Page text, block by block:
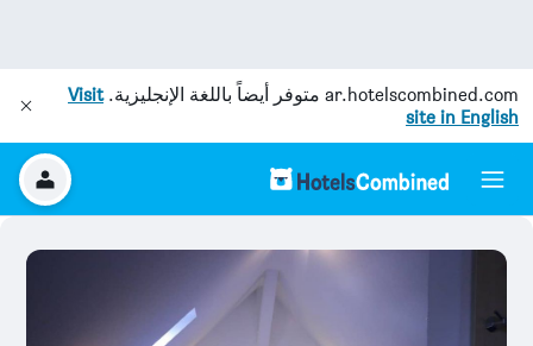
ar.hotelscombined.com متوفر أيضاً باللغة الإنجليزية.Visit
site in English